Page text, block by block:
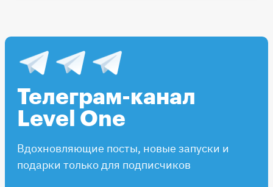
Телеграм-канал
Level One
Вдохновляющие посты, новые запуски и
подарки только для подписчиков